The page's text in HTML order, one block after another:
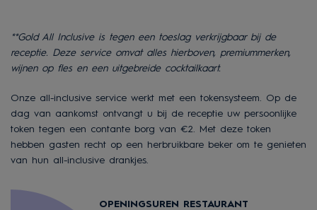
**Gold All Inclusive is tegen een toeslag verkrijgbaar bij de
receptie. Deze service omvat alles hierboven, premiummerken,
wijnen op fles en een uitgebreide cocktailkaart.
Onze all-inclusive service werkt met een tokensysteem. Op de
dag van aankomst ontvangt u bij de receptie uw persoonlijke
token tegen een contante borg van €2. Met deze token
hebben gasten recht op een herbruikbare beker om te genieten
van hun all-inclusive drankjes.
OPENINGSUREN RESTAURANT